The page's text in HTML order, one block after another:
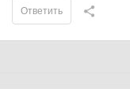
Ответить